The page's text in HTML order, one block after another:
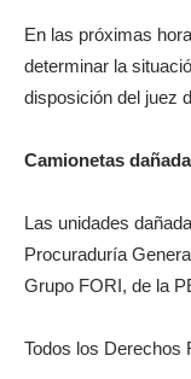
En las próximas
determinar la
disposición del juez
Camionetas
Las unidades
Procuraduría
Grupo FORI, de la
Todos los Derechos